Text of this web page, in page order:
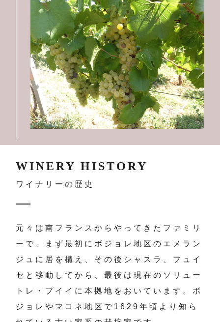
WINERY HISTORY
ワイナリーの歴史
元々は南フランスからやってきたファミリ
ーで、まず最初にボジョレ地区のエメラン
ジュに居を構え、その後シャスラ、フュイ
セと移動してから、最後は現在のソリュー
トレ・プイイに本拠地をおいています。ボ
ジョレやマコネ地区で1629年頃より知ら